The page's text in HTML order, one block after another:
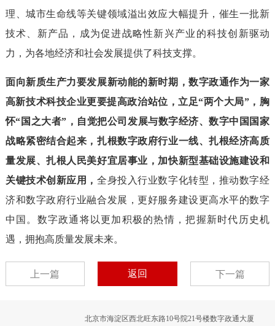
理、城市生命线等关键领域溢出效应大幅提升，催生一批新
技术、新产品，成为促进战略性新兴产业的科技创新驱动
力，为各地经济和社会发展提供了科技支撑。
面向新质生产力要发展新动能的新时期，数字政通作为一家
高新技术科技企业更要提高政治站位，立足“两个大局”，胸
怀“国之大者”，自觉把公司发展与数字经济、数字中国国家
战略紧密结合起来，扎根数字政府行业一线、扎根经济高质
量发展、扎根人民美好宜居事业，加快新型基础设施建设和
关键技术创新应用，全身投入行业数字化转型，推动数字经
济和数字政府行业融合发展，更好服务建设更高水平的数字
中国。数字政通将以更加积极的热情，把握新时代历史机
遇，拥抱高质量发展未来。
上一篇 返回 下一篇
北京市海淀区西北旺东路10号院21号楼数字政通大厦